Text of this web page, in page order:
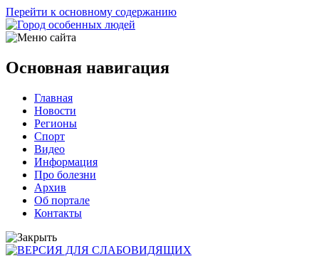
Перейти к основному содержанию
Основная навигация
Главная
Новости
Регионы
Спорт
Видео
Информация
Про болезни
Архив
Об портале
Контакты